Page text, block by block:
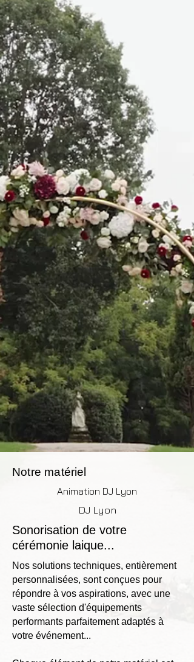
Notre matériel
Animation DJ Lyon
DJ Lyon
Sonorisation de votre
cérémonie laique...
Nos solutions techniques, entièrement
personnalisées, sont conçues pour
répondre à vos aspirations, avec une
vaste sélection d'équipements
performants parfaitement adaptés à
votre événement...